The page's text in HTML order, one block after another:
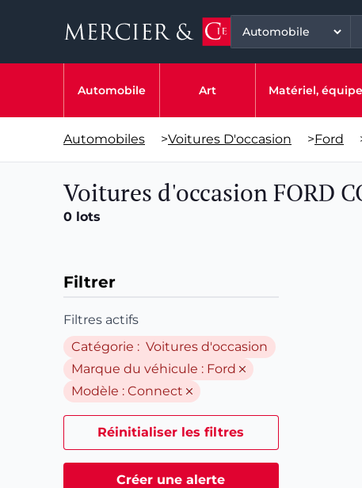
Automobile Art Matériel,
Automobiles >Voitures D'occasion >Ford
Voitures d'occasion FORD
0 lots
Filtrer
Filtres actifs
Catégorie : Voitures d'occasion
Marque du véhicule : Ford
Modèle : Connect
Réinitialiser les filtres
Créer une alerte